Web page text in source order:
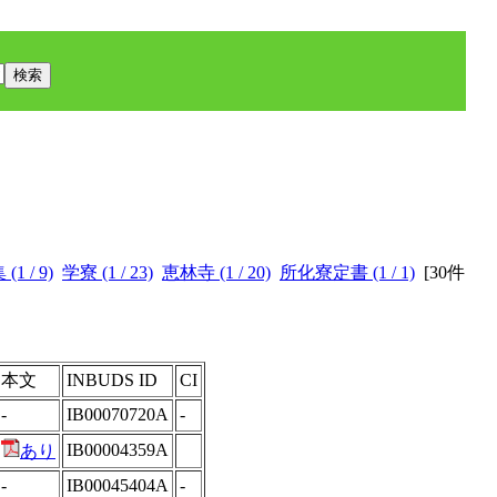
(1 / 9) 学寮 (1 / 23) 恵林寺 (1 / 20) 所化寮定書 (1 / 1) [30件
本文 INBUDS ID
CI
- IB00070720A
-
あり
IB00004359A
- IB00045404A
-